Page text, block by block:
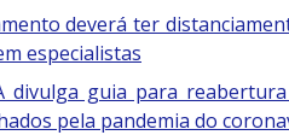
deverá ter
especialistas
divulga guia para
pela pandemia do